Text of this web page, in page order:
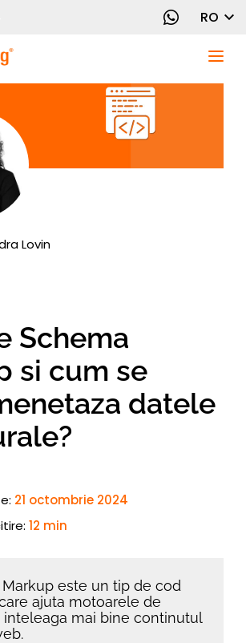
RO
Lovin
Schema
si cum se
datele
21 octombrie 2024
12 min
este un tip de cod
ajuta motoarele de
inteleaga mai bine continutul